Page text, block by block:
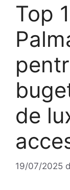
Top
de
19/07/2025